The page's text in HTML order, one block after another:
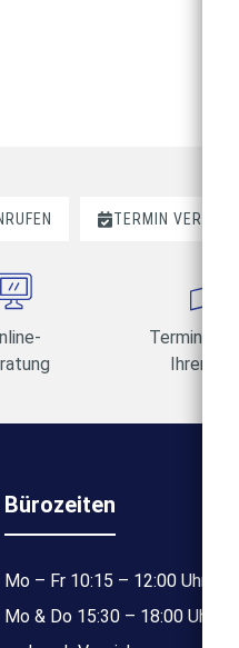
TERMIN
Termine
Ihrer Wahl
Bürozeiten
Mo – Fr 10:15 – 12:00 Uhr
Mo & Do 15:30 – 18:00 Uhr